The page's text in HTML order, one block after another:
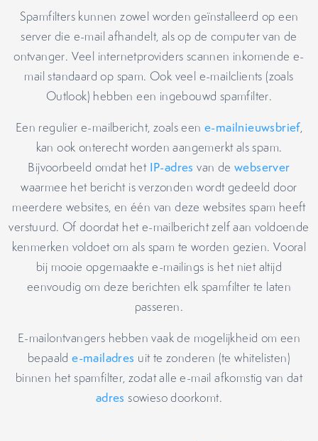
Spamfilters kunnen zowel worden geïnstalleerd op een
server die e-mail afhandelt, als op de computer van de
ontvanger. Veel internetproviders scannen inkomende e-
mail standaard op spam. Ook veel e-mailclients (zoals
Outlook) hebben een ingebouwd spamfilter.
Een regulier e-mailbericht, zoals een e-mailnieuwsbrief,
kan ook onterecht worden aangemerkt als spam.
Bijvoorbeeld omdat het IP-adres van de webserver
waarmee het bericht is verzonden wordt gedeeld door
meerdere websites, en één van deze websites spam heeft
verstuurd. Of doordat het e-mailbericht zelf aan voldoende
kenmerken voldoet om als spam te worden gezien. Vooral
bij mooie opgemaakte e-mailings is het niet altijd
eenvoudig om deze berichten elk spamfilter te laten
passeren.
E-mailontvangers hebben vaak de mogelijkheid om een
bepaalde-mailadres uit te zonderen (te whitelisten)
binnen het spamfilter, zodat alle e-mail afkomstig van dat
adres sowieso doorkomt.